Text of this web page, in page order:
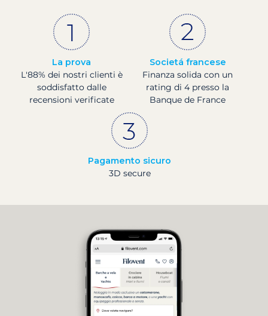
La prova
L'88% dei nostri clienti è
soddisfatto dalle
recensioni verificate
Societá francese
Finanza solida con un
rating di 4 presso la
Banque de France
Pagamento sicuro
3D secure